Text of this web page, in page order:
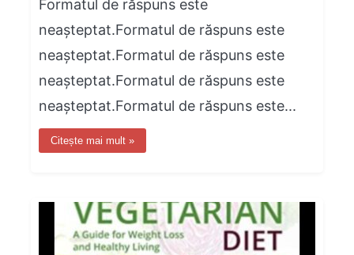
Formatul de răspuns este
neașteptat.Formatul de răspuns este
neașteptat.Formatul de răspuns este
neașteptat.Formatul de răspuns este
neașteptat.Formatul de răspuns este...
Citește mai mult »